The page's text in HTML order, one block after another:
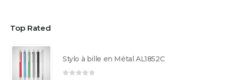
Top Rated
Stylo à bille en Métal AL1852C